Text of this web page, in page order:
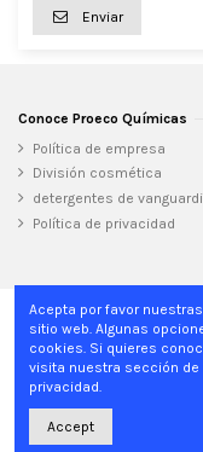
Enviar
Conoce Proeco Químicas
Política de empresa
División cosmética
detergentes de
Política de privacidad
Proeco Químicas
+34 937 15 04 02
Acepta por favor
sitio web. Algunas
cookies. Si quieres
visita nuestra sección
privacidad.
Accept